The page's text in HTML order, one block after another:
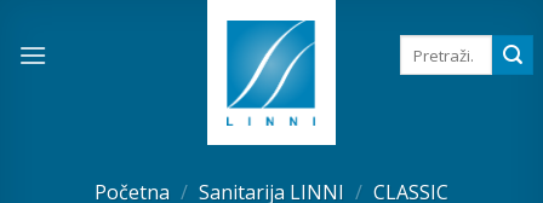
Pretraga
za:
Početna / Sanitarija LINNI / CLASSIC